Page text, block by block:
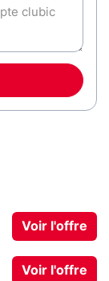
Voir l'offre
Voir l'offre